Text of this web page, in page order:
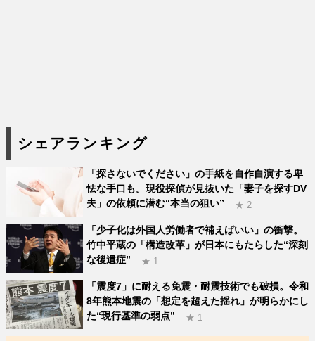
シェアランキング
「探さないでください」の手紙を自作自演する卑
怯な手口も。現役探偵が見抜いた「妻子を探すDV
夫」の依頼に潜む“本当の狙い”
★ 2
「少子化は外国人労働者で補えばいい」の衝撃。
竹中平蔵の「構造改革」が日本にもたらした“深刻
な後遺症”
★ 1
「震度7」に耐える免震・耐震技術でも破損。令和
8年熊本地震の「想定を超えた揺れ」が明らかにし
た“現行基準の弱点”
★ 1